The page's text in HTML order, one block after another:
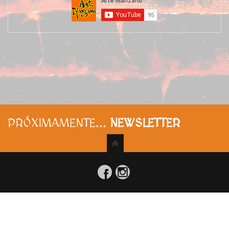
PRÓXIMAMENTE... NEWSLETTER